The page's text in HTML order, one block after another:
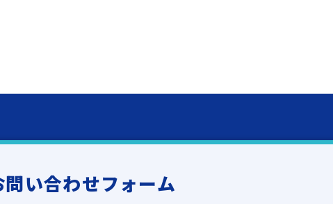
問い合わせフォーム